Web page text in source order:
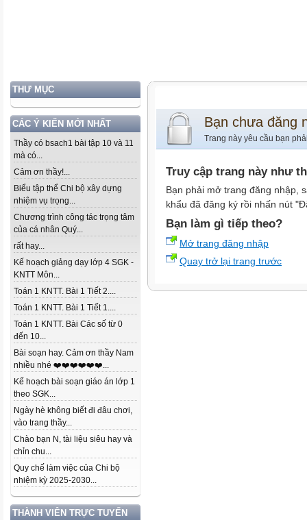
THƯ MỤC
CÁC Ý KIẾN MỚI NHẤT
Thầy có bsach1 bài tập 10 và 11
mà có...
Cảm ơn thầy!...
Biểu tập thể Chi bộ xây dựng
nhiệm vụ trọng...
Chương trình công tác trọng tâm
của cá nhân Quý...
rất hay...
Kế hoạch giảng dạy lớp 4 SGK -
KNTT Môn...
Toán 1 KNTT. Bài 1 Tiết 2....
Toán 1 KNTT. Bài 1 Tiết 1....
Toán 1 KNTT. Bài Các số từ 0
đến 10...
Bài soạn hay. Cảm ơn thầy Nam
nhiều nhé ❤️❤️❤️❤️❤️❤️...
Kế hoạch bài soạn giáo án lớp 1
theo SGK...
Ngày hè không biết đi đâu chơi,
vào trang thầy...
Chào bạn N, tài liệu siêu hay và
chỉn chu...
Quy chế làm việc của Chi bộ
nhiệm kỳ 2025-2030...
THÀNH VIÊN TRỰC TUYẾN
Bạn chưa đăng
Trang này yêu cầu bạn
Truy cập trang này như
Bạn phải mở trang đăng nhập,
khẩu đã đăng ký rồi nhấn nút
Bạn làm gì tiếp theo?
Mở trang đăng nhập
Quay trở lại trang trước